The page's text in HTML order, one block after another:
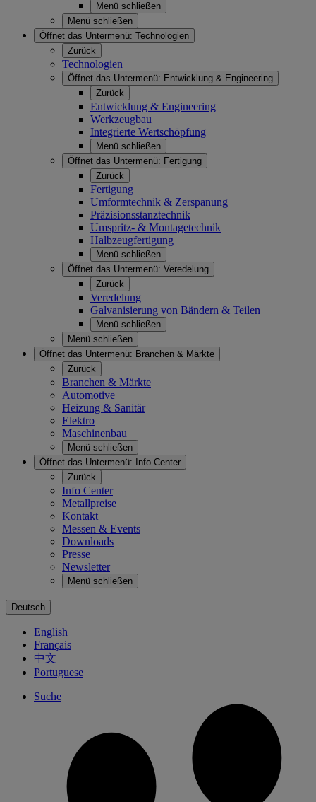
Menü schließen
Menü schließen
Öffnet das Untermenü: Technologien
Zurück
Technologien
Öffnet das Untermenü: Entwicklung & Engineering
Zurück
Entwicklung & Engineering
Werkzeugbau
Integrierte Wertschöpfung
Menü schließen
Öffnet das Untermenü: Fertigung
Zurück
Fertigung
Umformtechnik & Zerspanung
Präzisionsstanztechnik
Umspritz- & Montagetechnik
Halbzeugfertigung
Menü schließen
Öffnet das Untermenü: Veredelung
Zurück
Veredelung
Galvanisierung von Bändern & Teilen
Menü schließen
Menü schließen
Öffnet das Untermenü: Branchen & Märkte
Zurück
Branchen & Märkte
Automotive
Heizung & Sanitär
Elektro
Maschinenbau
Menü schließen
Öffnet das Untermenü:
Info Center
Zurück
Info Center
Metallpreise
Kontakt
Messen & Events
Downloads
Presse
Newsletter
Menü schließen
Deutsch
English
Français
中文
Portuguese
Suche